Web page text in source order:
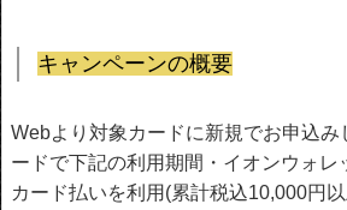
キャンペーンの概要
Webより対象カードに新規でお申込み
ードで下記の利用期間・イオンウォレ
カード払いを利用(累計税込10,000円